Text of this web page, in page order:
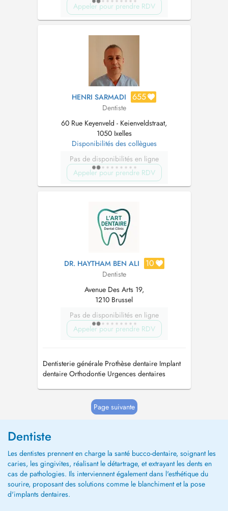
Appeler pour prendre RDV
HENRI SARMADI 655
Dentiste
60 Rue Keyenveld - Keienveldstraat,
1050 Ixelles
Disponibilités des collègues
Pas de disponibilités en ligne
Appeler pour prendre RDV
DR. HAYTHAM BEN ALI 10
Dentiste
Avenue Des Arts 19,
1210 Brussel
Pas de disponibilités en ligne
Appeler pour prendre RDV
Dentisterie générale Prothèse dentaire Implant
dentaire Orthodontie Urgences dentaires
Page suivante
Dentiste
Les dentistes prennent en charge la santé bucco-dentaire, soignant les
caries, les gingivites, réalisant le détartrage, et extrayant les dents en
cas de pathologies. Ils interviennent également dans l'esthétique du
sourire, proposant des solutions comme le blanchiment et la pose
d'implants dentaires.